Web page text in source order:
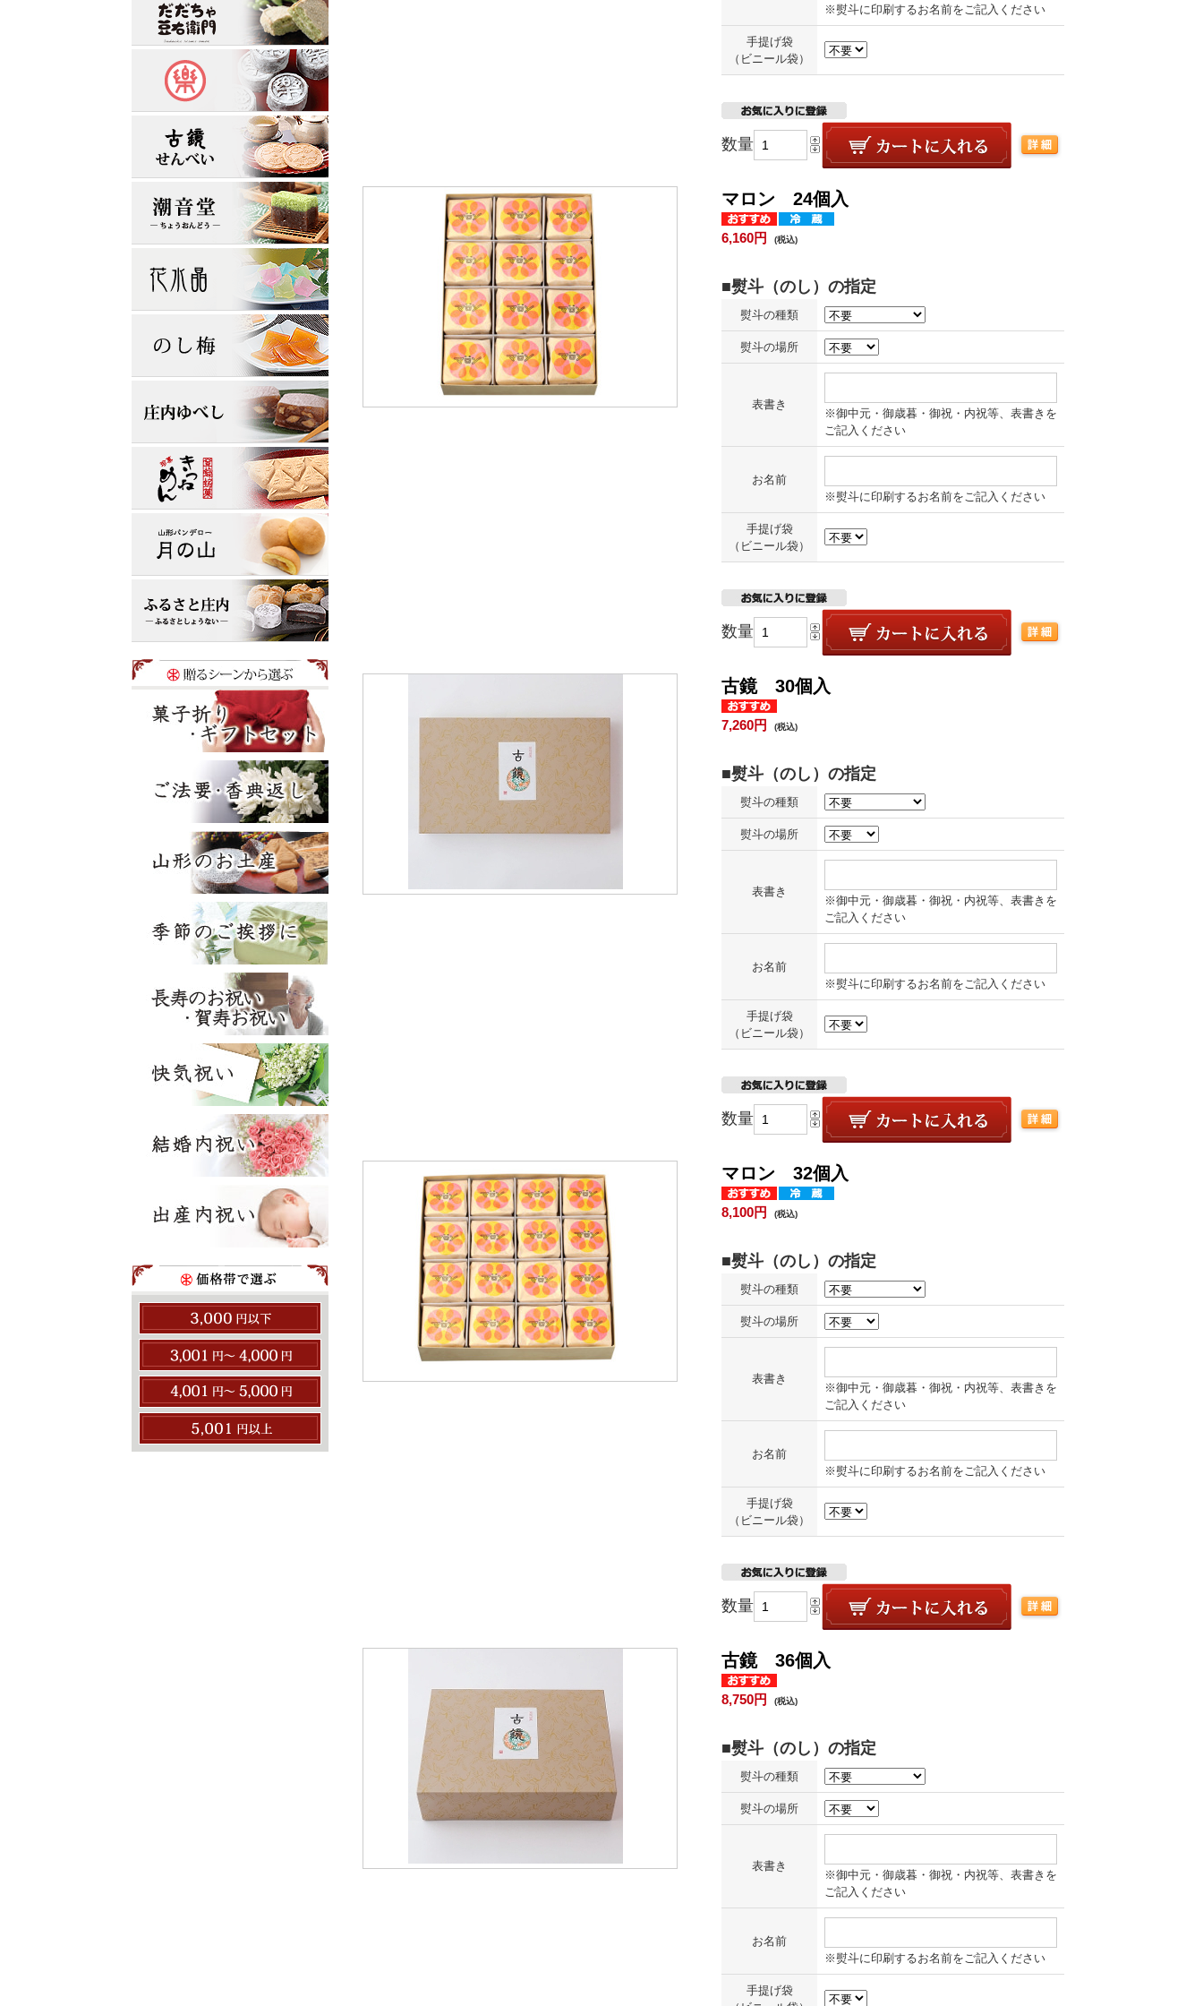
※熨斗に印刷するお名前をご記入ください
手提げ袋
（ビニール袋）
数量
マロン 24個入
6,160円 (税込)
熨斗の種類
熨斗の場所
表書き
※御中元・御歳暮・御祝・内祝等、表書きを
ご記入ください
お名前
※熨斗に印刷するお名前をご記入ください
手提げ袋
（ビニール袋）
数量
古鏡 30個入
7,260円 (税込)
熨斗の種類
熨斗の場所
表書き
※御中元・御歳暮・御祝・内祝等、表書きを
ご記入ください
お名前
※熨斗に印刷するお名前をご記入ください
手提げ袋
（ビニール袋）
数量
マロン 32個入
8,100円 (税込)
熨斗の種類
熨斗の場所
表書き
※御中元・御歳暮・御祝・内祝等、表書きを
ご記入ください
お名前
※熨斗に印刷するお名前をご記入ください
手提げ袋
（ビニール袋）
数量
古鏡 36個入
8,750円 (税込)
熨斗の種類
熨斗の場所
表書き
※御中元・御歳暮・御祝・内祝等、表書きを
ご記入ください
お名前
※熨斗に印刷するお名前をご記入ください
手提げ袋